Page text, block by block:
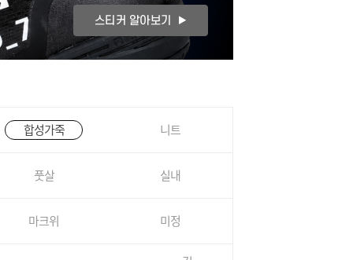
합성가죽 니트
풋살 실내
마크위 미정